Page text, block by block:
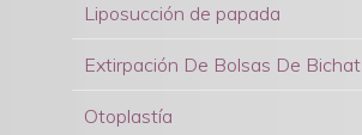
Liposucción de papada
Extirpación De Bolsas De Bichat
Otoplastía